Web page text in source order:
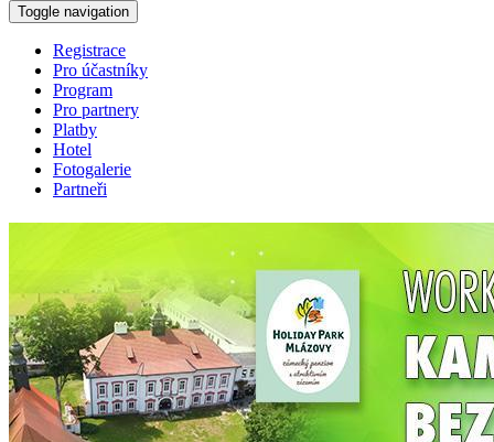
Toggle navigation
Registrace
Pro účastníky
Program
Pro partnery
Platby
Hotel
Fotogalerie
Partneři